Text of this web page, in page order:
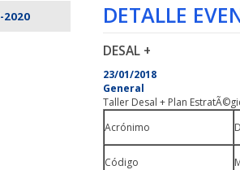
2020 DETALLE
DESAL +
23/01/2018
General
Taller Desal + Plan
Acrónimo
Código